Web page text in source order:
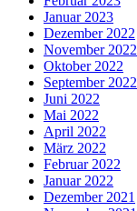
Januar 2023
Dezember 2022
November 2022
Oktober 2022
September 2022
Juni 2022
Mai 2022
April 2022
März 2022
Februar 2022
Januar 2022
Dezember 2021